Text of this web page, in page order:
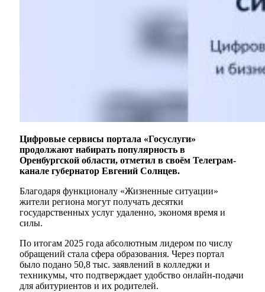
Цифровые сервисы портала «Госуслуги»
продолжают набирать популярность в
Оренбургской области, отметил в своём Телеграм-
канале губернатор Евгений Солнцев.
Благодаря функционалу «Жизненные ситуации»
жители региона могут получать десятки
государственных услуг удаленно, экономя время и
силы.
По итогам 2025 года абсолютным лидером по числу
обращений стала сфера образования. Через портал
было подано 50,8 тыс. заявлений в колледжи и
техникумы, что подтверждает удобство онлайн-подачи
для абитуриентов и их родителей.